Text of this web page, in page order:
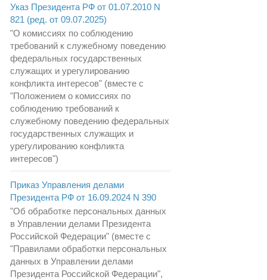
Указ Президента РФ от 01.07.2010 N
821 (ред. от 09.07.2025)
"О комиссиях по соблюдению
требований к служебному поведению
федеральных государственных
служащих и урегулированию
конфликта интересов" (вместе с
"Положением о комиссиях по
соблюдению требований к
служебному поведению федеральных
государственных служащих и
урегулированию конфликта
интересов")
Приказ Управления делами
Президента РФ от 16.09.2024 N 390
"Об обработке персональных данных
в Управлении делами Президента
Российской Федерации" (вместе с
"Правилами обработки персональных
данных в Управлении делами
Президента Российской Федерации",